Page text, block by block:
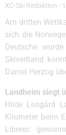
XC-Ski Redaktion -
Am dritten
sich die
Deutsche
Skiverband
Daniel Herzog
Landheim siegt
Hilde Losgård
Kilometer beim
Liberec